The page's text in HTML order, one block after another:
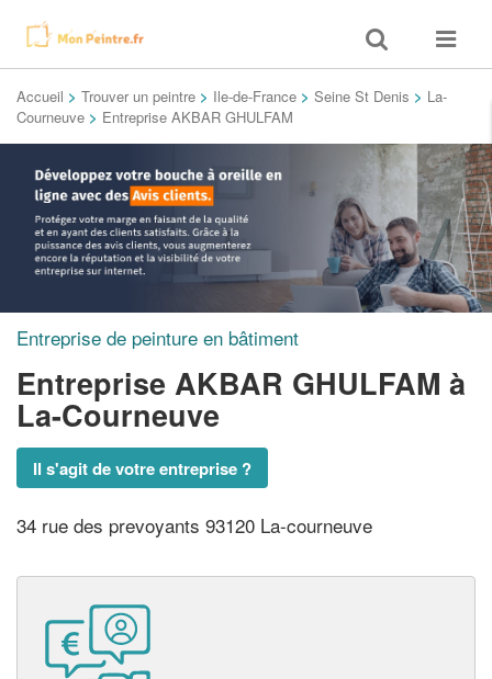
Toggle
search
Toggle
Accueil > Trouver un peintre > Ile-de-France > Seine St Denis > La-
Courneuve > Entreprise AKBAR GHULFAM
Entreprise de peinture en bâtiment
Entreprise AKBAR GHULFAM à
La-Courneuve
Il s'agit de votre entreprise ?
34 rue des prevoyants 93120 La-courneuve